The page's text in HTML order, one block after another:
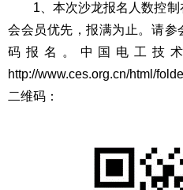
1、本次沙龙报名人数控制
会会员优先，报满为止。请
码报名。中国电工技
http://www.ces.org.cn/html/
二维码：